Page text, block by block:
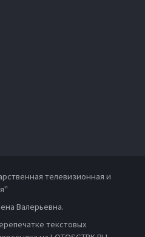
телевизионная и
Валерьевна.
текстовых